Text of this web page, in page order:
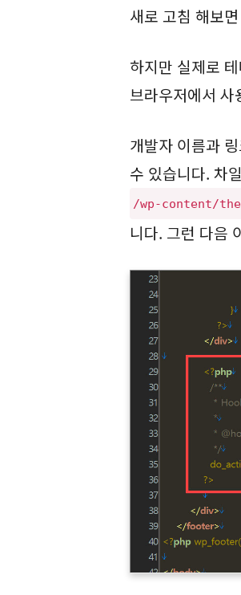
새로 고침 해보
하지만 실제로
브라우저에서
개발자 이름과
수 있습니다. 차
/wp-content/
니다. 그런 다음